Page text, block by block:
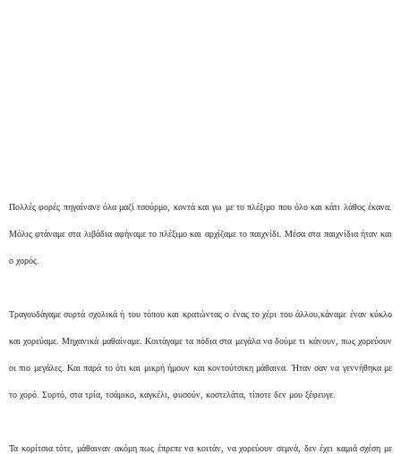
Πολλές φορές πηγαίνανε όλα μαζί τσούρμο, κοντά και γω με το πλέξιμο που όλο και κάτι λάθος έκανα.
Μόλις φτάναμε στα λιβάδια αφήναμε το πλέξιμο και αρχίζαμε το παιχνίδι. Μέσα στα παιχνίδια ήταν και
ο χορός.
Τραγουδάγαμε συρτά σχολικά ή του τόπου και κρατώντας ο ένας το χέρι του άλλου,κάναμε έναν κύκλο
και χορεύαμε. Μηχανικά μαθαίναμε. Κοιτάγαμε τα πόδια στα μεγάλα να δούμε τι κάνουν, πως χορεύουν
οι πιο μεγάλες. Και παρά το ότι και μικρή ήμουν και κοντούτσικη μάθαινα. Ήταν σαν να γεννήθηκα με
το χορό. Συρτό, στα τρία, τσάμικο, καγκέλι, φυσούν, κοστελάτα, τίποτε δεν μου ξέφευγε.
Τα κορίτσια τότε, μάθαιναν ακόμη πως έπρεπε να κοιτάν, να χορεύουν σεμνά, δεν έχει καμιά σχέση με